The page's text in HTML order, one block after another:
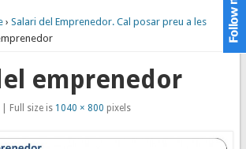
› Salari del Emprenedor. Cal posar preu a les
emprenedor
Full size is 1040 × 800 pixels